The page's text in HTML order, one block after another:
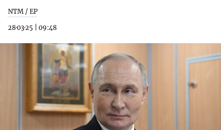
NTM / EP
28·03·25
09:48